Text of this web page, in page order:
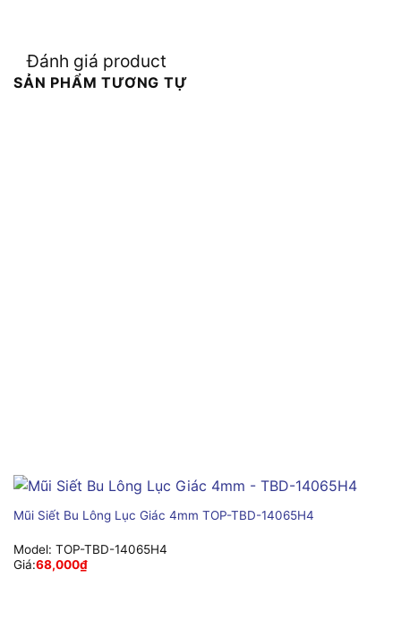
Đánh giá product
SẢN PHẨM TƯƠNG TỰ
Mũi Siết Bu Lông Lục Giác 4mm TOP-TBD-14065H4
Model: TOP-TBD-14065H4
Giá:68,000₫